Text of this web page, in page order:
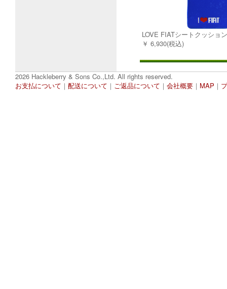
LOVE FIATシートクッショ
￥ 6,930(税込)
2026 Hackleberry & Sons Co.,Ltd. All rights reserved.
お支払について ｜ 配送について ｜ ご返品について ｜ 会社概要 ｜ MAP ｜